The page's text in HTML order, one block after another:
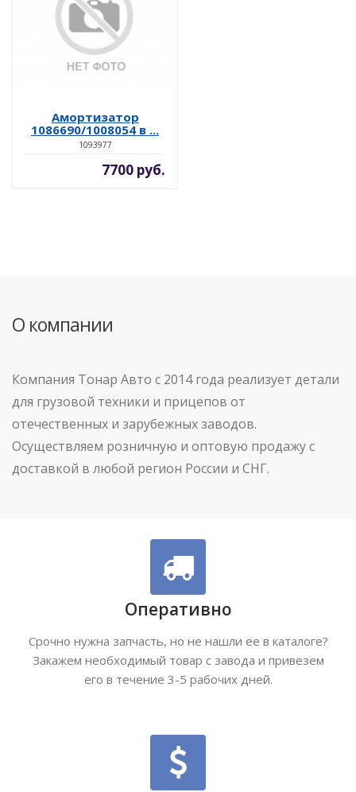
Амортизатор
1086690/1008054 в ...
1093977
7700 руб.
О компании
Компания Тонар Авто с 2014 года реализует детали
для грузовой техники и прицепов от
отечественных и зарубежных заводов.
Осуществляем розничную и оптовую продажу с
доставкой в любой регион России и СНГ.
Оперативно
Срочно нужна запчасть, но не нашли ее в каталоге?
Закажем необходимый товар с завода и привезем
его в течение 3-5 рабочих дней.